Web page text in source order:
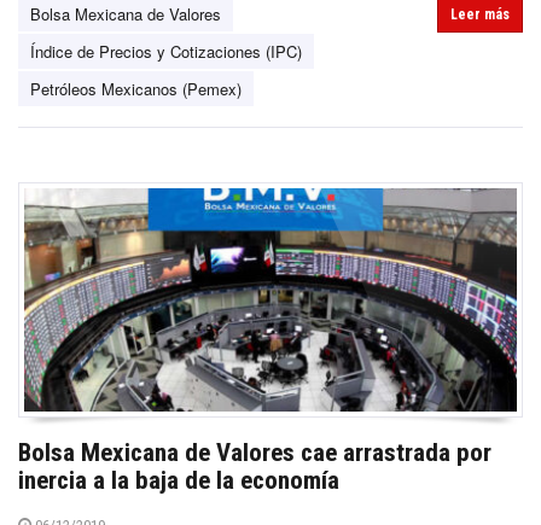
Bolsa Mexicana de Valores
Índice de Precios y Cotizaciones (IPC)
Petróleos Mexicanos (Pemex)
Leer más
Bolsa Mexicana de Valores cae arrastrada por
inercia a la baja de la economía